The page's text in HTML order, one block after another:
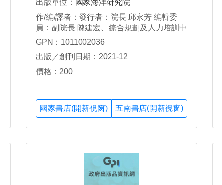
出版單位： 國家海洋研究院
作/編/譯者：發行者：院長 邱永芳 編輯委
員：副院長 陳建宏、綜合規劃及人力培訓中
心主任 施義哲 執行編輯：綜合規劃及人力
艦隊分署 技正黃棋模 高雄市造船技師公會
理事長 扶正、秘書 吳逸苓 成功大學 教授 邵
GPN：1011002036
出版／創刊日期：2021-12
價格：200
國家書店(開新視窗) 五南書店(開新視窗)